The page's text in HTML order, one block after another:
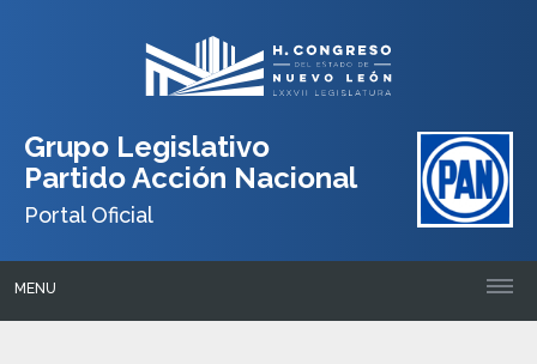
Grupo Legislativo
Partido Acción Nacional
Portal Oficial
MENU